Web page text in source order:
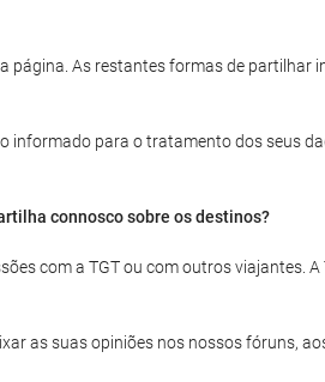
página. As restantes formas de
informado para o tratamento dos seus
connosco sobre os destinos?
com a TGT ou com outros viajantes.
as suas opiniões nos nossos fóruns,